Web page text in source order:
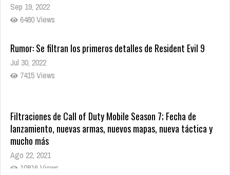
Sep 19, 2022
6480 Views
Rumor: Se filtran los primeros detalles de Resident Evil 9
Jul 30, 2022
7415 Views
Filtraciones de Call of Duty Mobile Season 7; Fecha de
lanzamiento, nuevas armas, nuevos mapas, nueva táctica y
mucho más
Ago 22, 2021
10816 Views